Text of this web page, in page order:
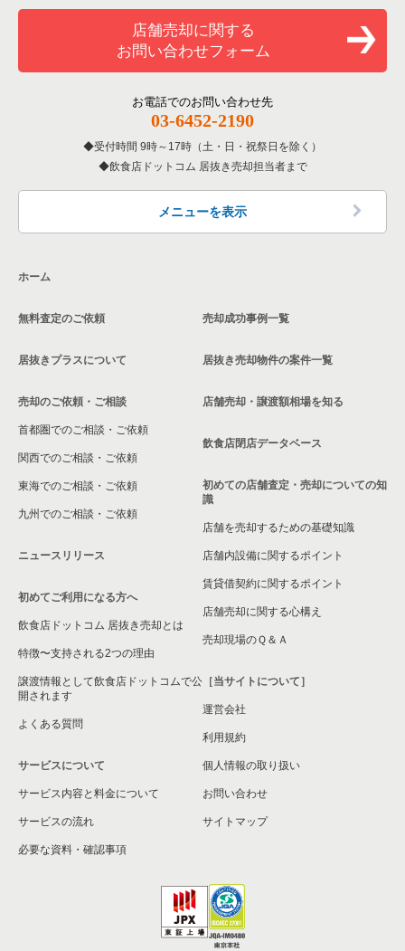
洋食の居抜き売却物件の案件一覧
その他の居抜き売却物件の案件一覧
北区の飲食店の居抜き売却物件の案件一覧
江戸川区の飲食店の居抜き売却物件の案件一覧
墨田区の飲食店の居抜き売却物件の案件一覧
品川区の飲食店の居抜き売却物件の案件一覧
中野区の飲食店の居抜き売却物件の案件一覧
東京23区のバーの居抜き売却物件の案件一覧
東京23区の居酒屋・ダイニングバーの居抜き売却物件の案件一
東京23区の専門料理の居抜き売却物件の案件一覧
東京23区の和食の居抜き売却物件の案件一覧
東京23区の洋食の居抜き売却物件の案件一覧
葛飾区のその他の居抜き売却物件の案件一覧
店舗売却に関する
お問い合わせフォーム
お電話でのお問い合わせ先
03-6452-2190
受付時間 9時～17時（土・日・祝祭日を除く）
飲食店ドットコム 居抜き売却担当者まで
メニューを表示
ホーム
無料査定のご依頼
居抜きプラスについて
売却のご依頼・ご相談
首都圏でのご相談・ご依頼
関西でのご相談・ご依頼
東海でのご相談・ご依頼
九州でのご相談・ご依頼
ニュースリリース
初めてご利用になる方へ
飲食店ドットコム 居抜き売却とは
特徴〜支持される2つの理由
譲渡情報として飲食店ドットコムで公
開されます
よくある質問
サービスについて
サービス内容と料金について
サービスの流れ
必要な資料・確認事項
売却成功事例一覧
居抜き売却物件の案件一覧
店舗売却・譲渡額相場を知る
飲食店閉店データベース
初めての店舗査定・売却についての知
識
店舗を売却するための基礎知識
店舗内設備に関するポイント
賃貸借契約に関するポイント
店舗売却に関する心構え
売却現場のＱ＆Ａ
［当サイトについて］
運営会社
利用規約
個人情報の取り扱い
お問い合わせ
サイトマップ